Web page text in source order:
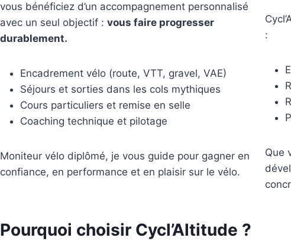
vous bénéficiez d’un accompagnement personnalisé
avec un seul objectif : vous faire progresser
durablement.
Encadrement vélo (route, VTT, gravel, VAE)
Séjours et sorties dans les cols mythiques
Cours particuliers et remise en selle
Coaching technique et pilotage
Moniteur vélo diplômé, je vous guide pour gagner en
confiance, en performance et en plaisir sur le vélo.
:
Que
Pourquoi choisir Cycl’Altitude ?